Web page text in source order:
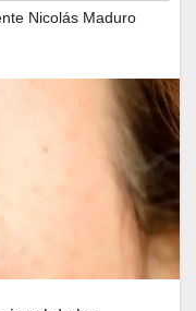
Nicolás Maduro